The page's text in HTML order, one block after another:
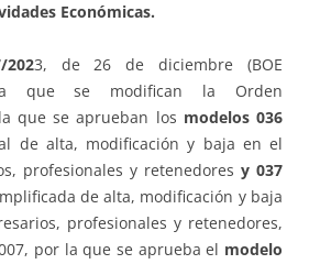
Económicas.
2023, de 26 de diciembre (BOE
que se modifican la Orden
que se aprueban los modelos 036
de alta, modificación y baja en el
profesionales y retenedores y 037
de alta, modificación y baja
profesionales y retenedores,
por la que se aprueba el modelo